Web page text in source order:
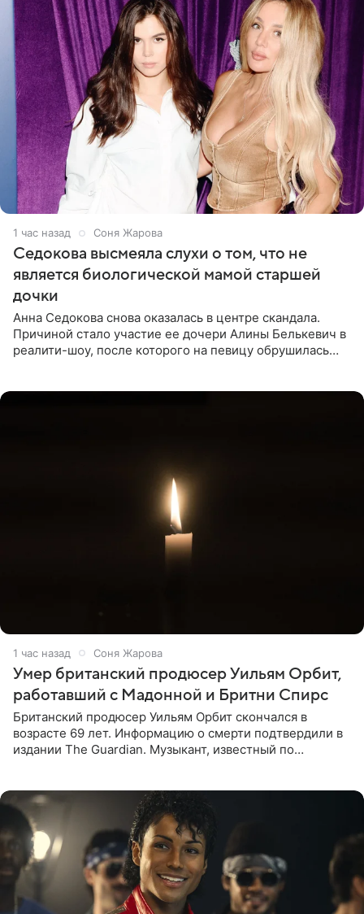
1 час назад Соня Жарова
Седокова высмеяла слухи о том, что не
является биологической мамой старшей
дочки
Анна Седокова снова оказалась в центре скандала.
Причиной стало участие ее дочери Алины Белькевич в
реалити-шоу, после которого на певицу обрушилась
1 час назад Соня Жарова
Умер британский продюсер Уильям Орбит,
работавший с Мадонной и Бритни Спирс
Британский продюсер Уильям Орбит скончался в
возрасте 69 лет. Информацию о смерти подтвердили в
издании The Guardian. Музыкант, известный по